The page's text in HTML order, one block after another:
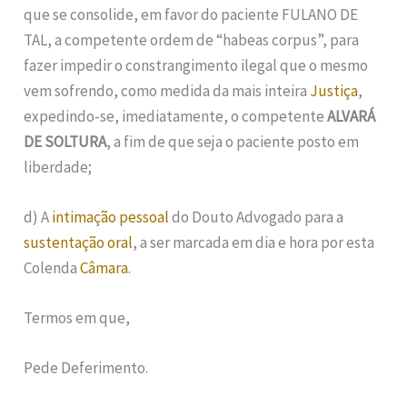
que se consolide, em favor do paciente FULANO DE
TAL, a competente ordem de “habeas corpus”, para
fazer impedir o constrangimento ilegal que o mesmo
vem sofrendo, como medida da mais inteira Justiça,
expedindo-se, imediatamente, o competenteALVARÁ
DE SOLTURA, a fim de que seja o paciente posto em
liberdade;
d) Aintimação pessoaldo Douto Advogado para a
sustentação oral, a ser marcada em dia e hora por esta
ColendaCâmara.
Termos em que,
Pede Deferimento.